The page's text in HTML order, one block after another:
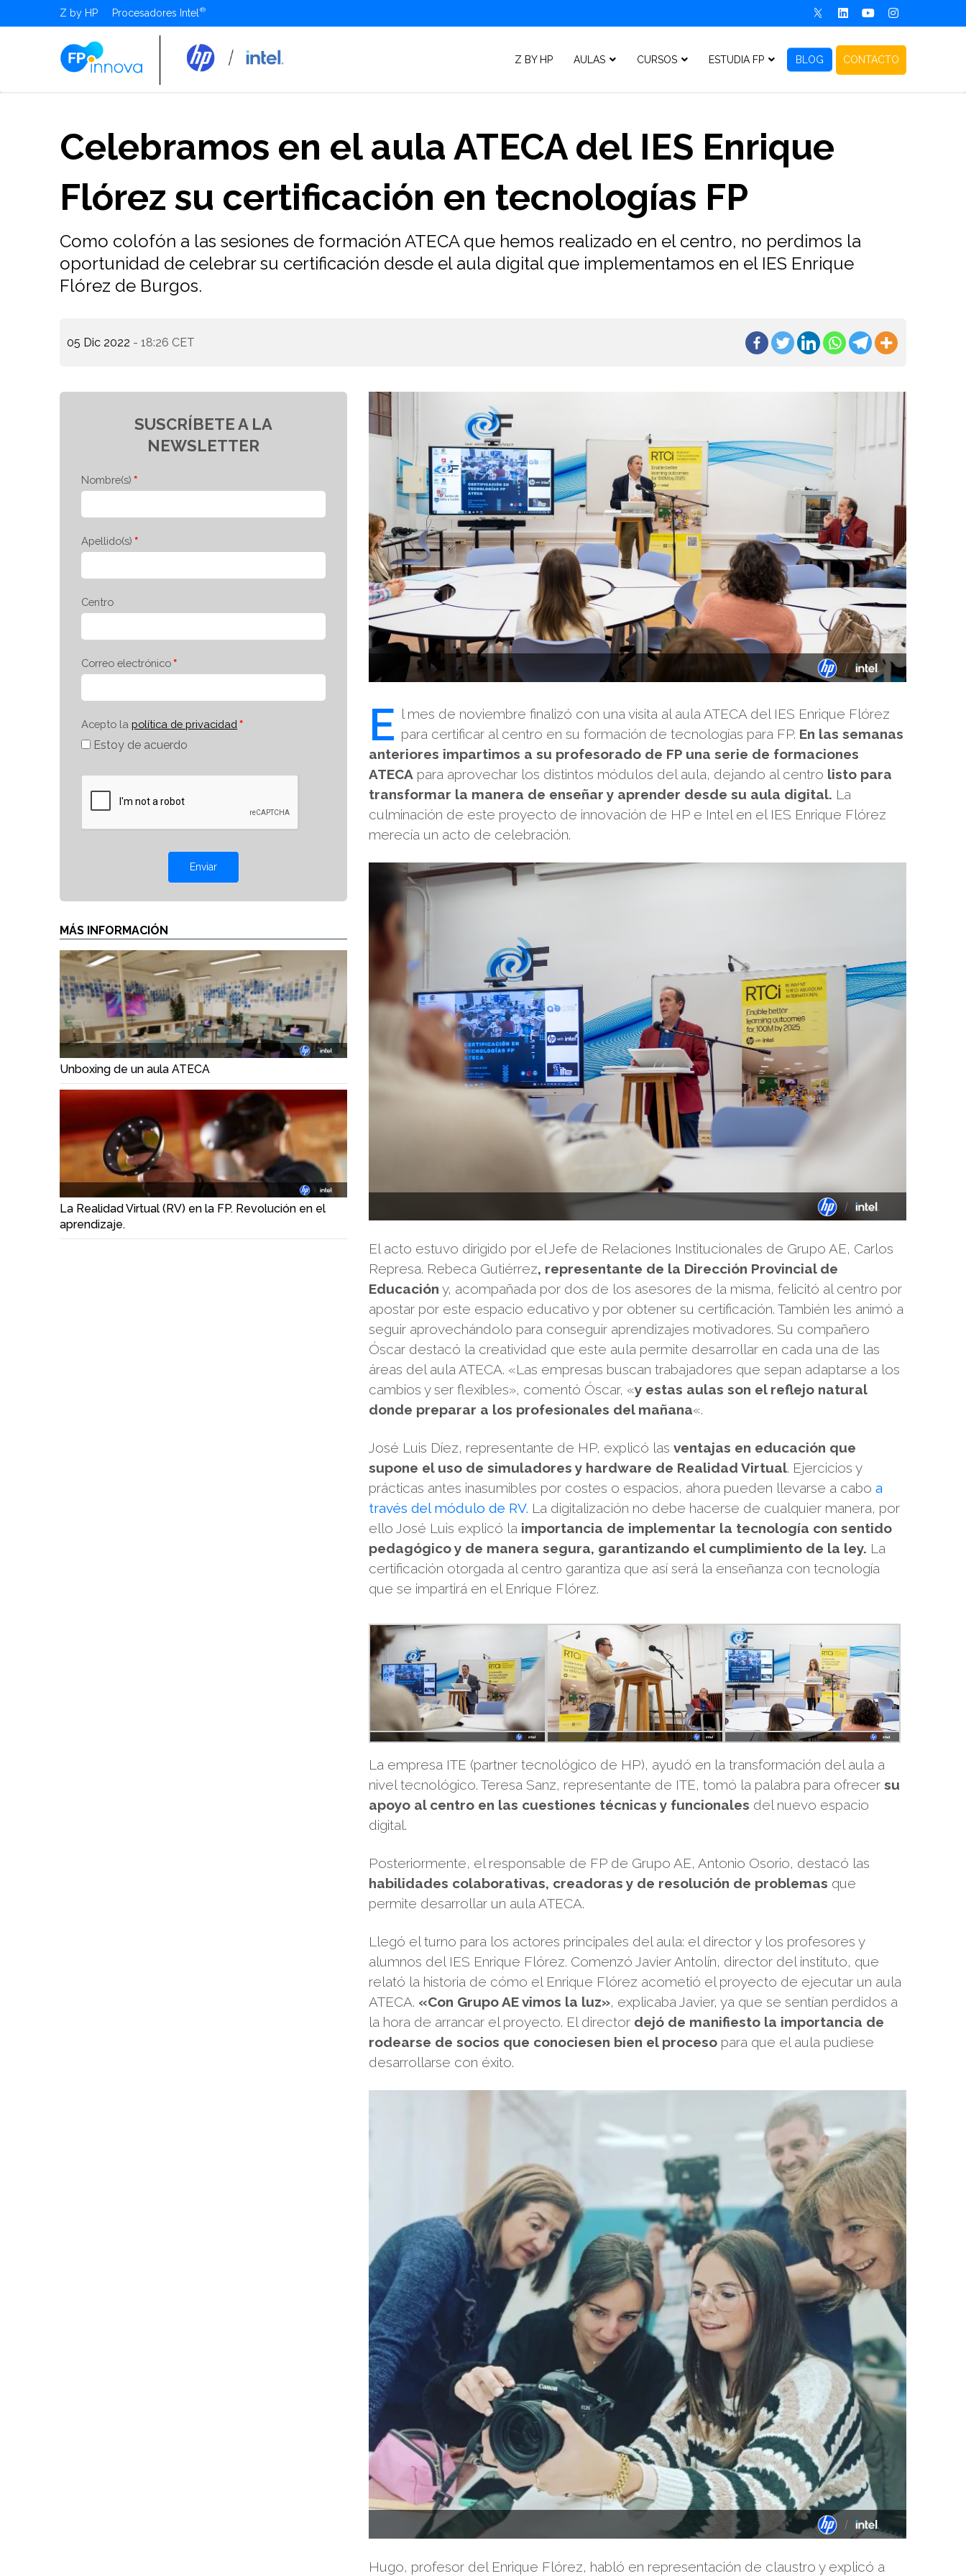
Z by HP Procesadores Intel
Z BY HP AULAS CURSOS ESTUDIA FP BLOG CONTACTO
Celebramos en el aula ATECA del IES Enrique
Flórez su certificación en tecnologías FP
Como colofón a las sesiones de formación ATECA que hemos realizado en el centro, no perdimos la
oportunidad de celebrar su certificación desde el aula digital que implementamos en el IES Enrique
Flórez de Burgos.
05 Dic 2022 - 18:26 CET
SUSCRÍBETE A LA
NEWSLETTER
Nombre(s)
Apellido(s)
Centro
Correo electrónico
Acepto la política de privacidad
Estoy de acuerdo
Enviar
MÁS INFORMACIÓN
Unboxing de un aula ATECA
La Realidad Virtual (RV) en la FP. Revolución en el
aprendizaje.
E l mes de noviembre finalizó con una visita al aula ATECA del IES Enrique Flórez
para certificar al centro en su formación de tecnologías para FP. En las semanas
anteriores impartimos a su profesorado de FP una serie de formaciones
ATECA para aprovechar los distintos módulos del aula, dejando al centro listo para
transformar la manera de enseñar y aprender desde su aula digital. La
culminación de este proyecto de innovación de HP e Intel en el IES Enrique Flórez
merecía un acto de celebración.
El acto estuvo dirigido por el Jefe de Relaciones Institucionales de Grupo AE, Carlos
Represa. Rebeca Gutiérrez, representante de la Dirección Provincial de
Educación y, acompañada por dos de los asesores de la misma, felicitó al centro por
apostar por este espacio educativo y por obtener su certificación. También les animó a
seguir aprovechándolo para conseguir aprendizajes motivadores. Su compañero
Óscar destacó la creatividad que este aula permite desarrollar en cada una de las
áreas del aula ATECA. «Las empresas buscan trabajadores que sepan adaptarse a los
cambios y ser flexibles», comentó Óscar, «y estas aulas son el reflejo natural
donde preparar a los profesionales del mañana«.
José Luis Díez, representante de HP, explicó lasventajas en educación que
supone el uso de simuladores y hardware de Realidad Virtual. Ejercicios y
prácticas antes inasumibles por costes o espacios, ahora pueden llevarse a caboa
través del módulo de RV. La digitalización no debe hacerse de cualquier manera, por
ello José Luis explicó la importancia de implementar la tecnología con sentido
pedagógico y de manera segura, garantizando el cumplimiento de la ley. La
certificación otorgada al centro garantiza que así será la enseñanza con tecnología
que se impartirá en el Enrique Flórez.
La empresa ITE (partner tecnológico de HP), ayudó en la transformación del aula a
nivel tecnológico. Teresa Sanz, representante de ITE, tomó la palabra para ofrecersu
apoyo al centro en las cuestiones técnicas y funcionales del nuevo espacio
digital.
Posteriormente, el responsable de FP de Grupo AE, Antonio Osorio, destacó las
habilidades colaborativas, creadoras y de resolución de problemas que
permite desarrollar un aula ATECA.
Llegó el turno para los actores principales del aula: el director y los profesores y
alumnos del IES Enrique Flórez. Comenzó Javier Antolín, director del instituto, que
relató la historia de cómo el Enrique Flórez acometió el proyecto de ejecutar un aula
ATECA. «Con Grupo AE vimos la luz», explicaba Javier, ya que se sentían perdidos a
la hora de arrancar el proyecto. El director dejó de manifiesto la importancia de
rodearse de socios que conociesen bien el proceso para que el aula pudiese
desarrollarse con éxito.
Hugo, profesor del Enrique Flórez, habló en representación de claustro y explicó a